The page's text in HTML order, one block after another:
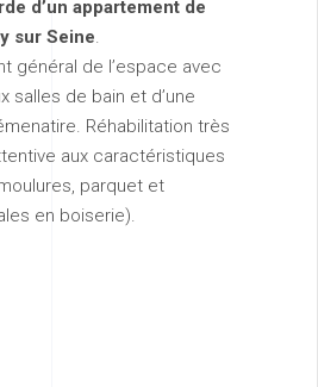
d’un appartement de
sur Seine.
général de l’espace avec
salles de bain et d’une
Réhabilitation très
aux caractéristiques
parquet et
en boiserie).